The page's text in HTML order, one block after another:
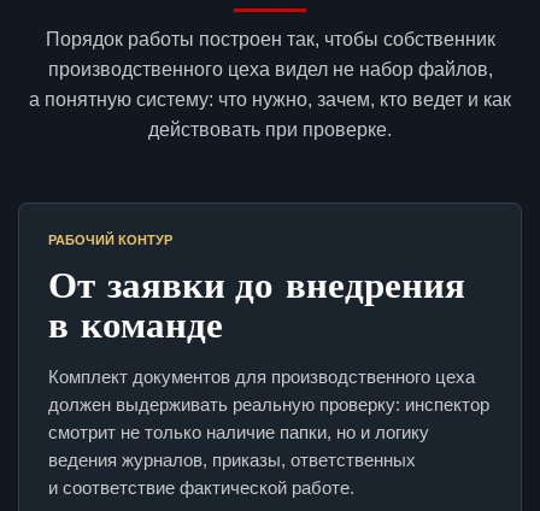
Порядок работы построен так, чтобы собственник
производственного цеха видел не набор файлов,
а понятную систему: что нужно, зачем, кто ведет и как
действовать при проверке.
РАБОЧИЙ КОНТУР
От заявки до внедрения
в команде
Комплект документов для производственного цеха
должен выдерживать реальную проверку: инспектор
смотрит не только наличие папки, но и логику
ведения журналов, приказы, ответственных
и соответствие фактической работе.